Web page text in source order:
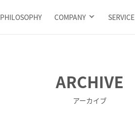
PHILOSOPHY COMPANY SERVICE
ARCHIVE
アーカイブ